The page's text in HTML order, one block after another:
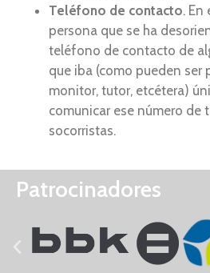
Teléfono de contacto. En
persona que se ha
teléfono de contacto de
que iba (como pueden ser
monitor, tutor, etcétera)
comunicar ese número
socorristas.
Patrocinadores